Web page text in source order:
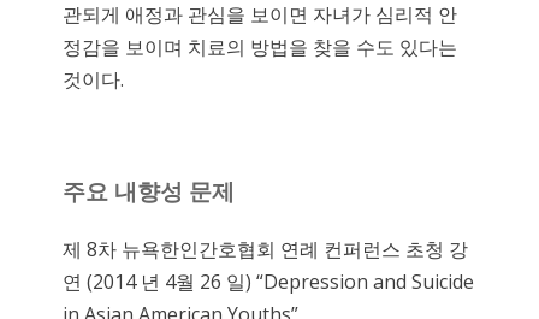
관되게 애정과 관심을 보이면 자녀가 심리적 안
정감을 보이며 치료의 방법을 찾을 수도 있다는
것이다.
주요 내향성 문제
제 8차 뉴욕한인간호협회 연례 컨퍼런스 초청 강
연 (2014 년 4월 26 일) “Depression and Suicide
in Asian American Youths”